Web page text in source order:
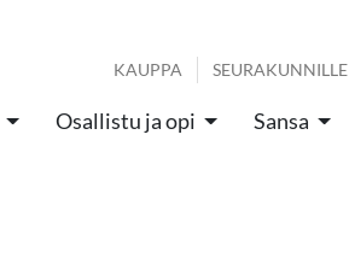
KAUPPA SEURAKUNNILLE
Osallistu ja opi Sansa